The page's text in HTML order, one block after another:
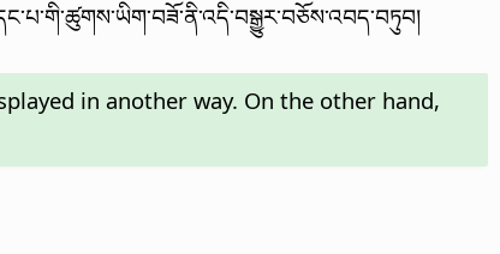
in another way. On the other hand,